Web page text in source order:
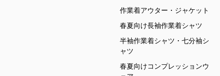
作業着アウター・ジャケット
春夏向け長袖作業着シャツ
半袖作業着シャツ・七分袖シ
ャツ
春夏向けコンプレッションウ